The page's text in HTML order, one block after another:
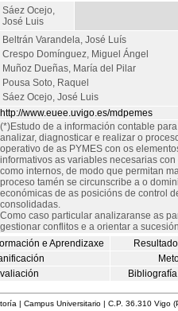
Sáez Ocejo,
José Luis
Beltrán Varandela, José Luís
Crespo Domínguez, Miguel Ángel
Muñoz Dueñas, María del Pilar
Pousa Soto, Raquel
Sáez Ocejo, José Luis
http://www.euee.uvigo.es/mdpemes
(*)Estudo de a información contable
analizar, diagnosticar e realizar o
operativo de as PYMES con os
informativos as variables necesarias
como internos, de modo que permitan
proceso tamén se circunscribe a o
económicas de as posicións de control
consolidadas.
Como caso particular analizaranse as
gestionar conflitos e a orientar a
e Aprendizaxe
Universitario | C.P. 36.310 Vigo